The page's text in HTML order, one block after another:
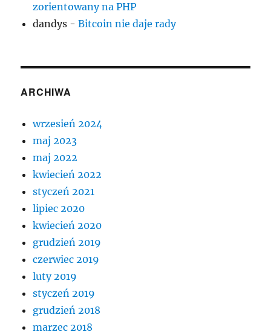
zorientowany na PHP
dandys -Bitcoin nie daje rady
ARCHIWA
wrzesień 2024
maj 2023
maj 2022
kwiecień 2022
styczeń 2021
lipiec 2020
kwiecień 2020
grudzień 2019
czerwiec 2019
luty 2019
styczeń 2019
grudzień 2018
marzec 2018